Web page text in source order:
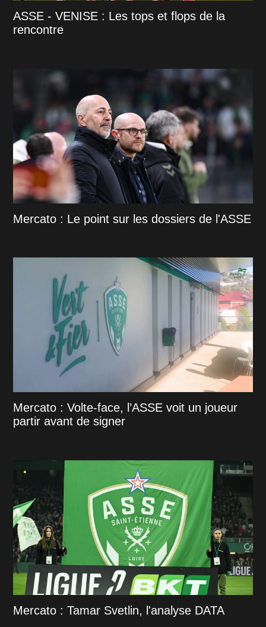
ASSE - VENISE : Les tops et flops de la
rencontre
Mercato : Le point sur les dossiers de l'ASSE
Mercato : Volte-face, l’ASSE voit un joueur
partir avant de signer
Mercato : Tamar Svetlin, l'analyse DATA